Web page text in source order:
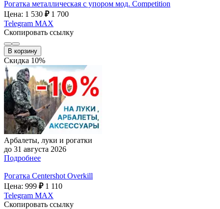
Рогатка металлическая с упором мод. Competition
Цена: 1 530 ₽ 1 700
Telegram MAX
Скопировать ссылку
В корзину
Скидка 10%
Арбалеты, луки и рогатки
до 31 августа 2026
Подробнее
Рогатка Centershot Overkill
Цена: 999 ₽ 1 110
Telegram MAX
Скопировать ссылку